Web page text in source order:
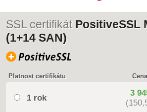
SSL certifikát PositiveSSL
(1+14 SAN)
Platnost certifikátu
1 rok
3